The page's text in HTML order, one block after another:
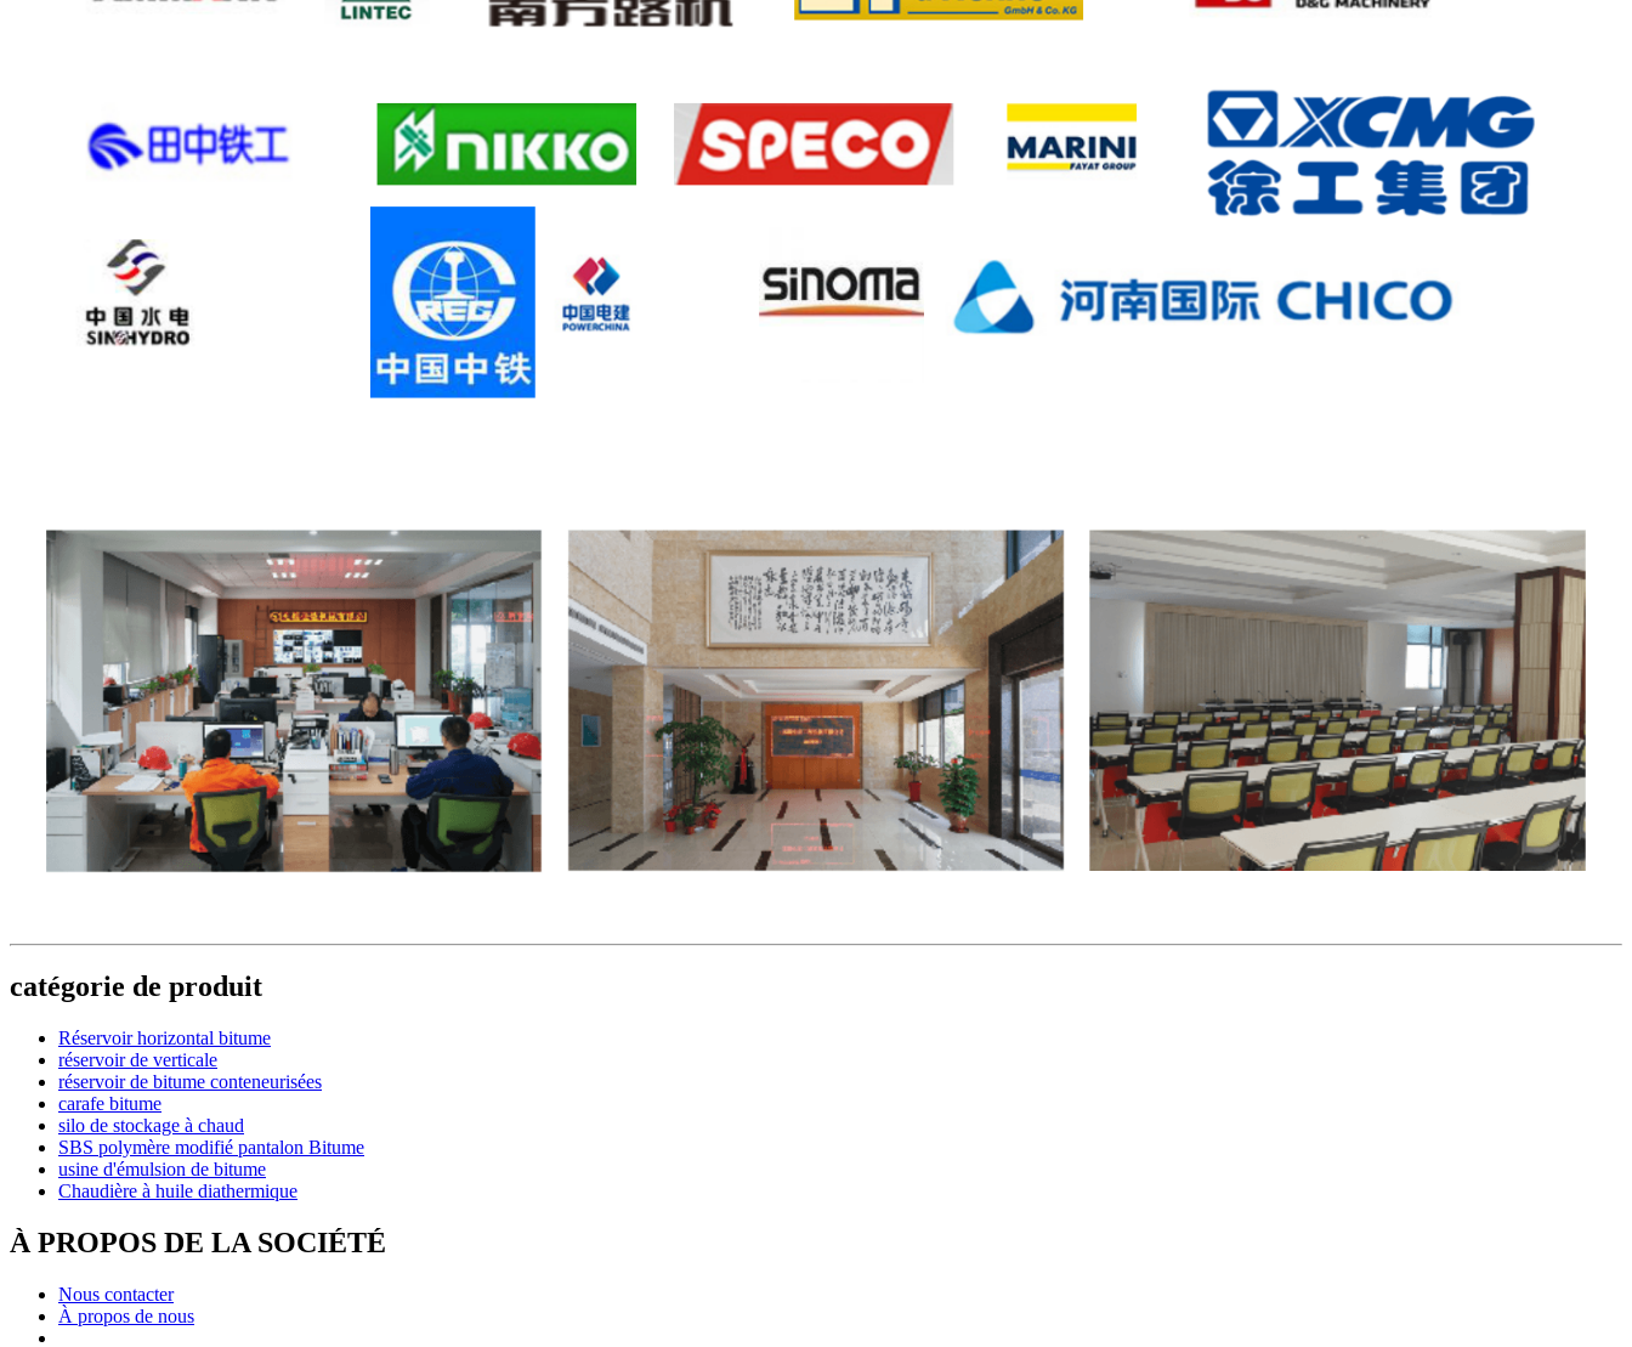
catégorie de produit
Réservoir horizontal bitume
réservoir de verticale
réservoir de bitume conteneurisées
carafe bitume
silo de stockage à chaud
SBS polymère modifié pantalon Bitume
usine d'émulsion de bitume
Chaudière à huile diathermique
À PROPOS DE LA SOCIÉTÉ
Nous contacter
À propos de nous